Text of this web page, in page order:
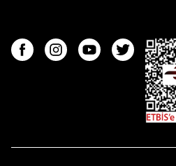
FacebookInstagramYoutubeTwitter
ETBIS